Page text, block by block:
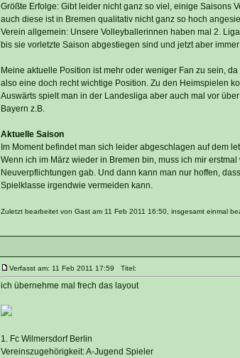
Größte Erfolge: Gibt leider nicht ganz so viel, einige Saisons
auch diese ist in Bremen qualitativ nicht ganz so hoch
Verein allgemein: Unsere Volleyballerinnen haben mal 2.
bis sie vorletzte Saison abgestiegen sind und jetzt aber
Meine aktuelle Position ist mehr oder weniger Fan zu sein,
also eine doch recht wichtige Position. Zu den Heimspielen
Auswärts spielt man in der Landesliga aber auch mal vor
Bayern z.B.
Aktuelle Saison
Im Moment befindet man sich leider abgeschlagen auf dem
Wenn ich im März wieder in Bremen bin, muss ich mir
Neuverpflichtungen gab. Und dann kann man nur hoffen,
Spielklasse irgendwie vermeiden kann.
Zuletzt bearbeitet von Gast am 11 Feb 2011 16:50, insgesamt einmal
Verfasst am: 11 Feb 2011 17:59 Titel:
ich übernehme mal frech das layout
1. Fc Wilmersdorf Berlin
Vereinszugehörigkeit: A-Jugend Spieler